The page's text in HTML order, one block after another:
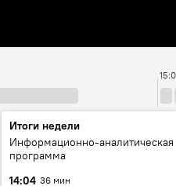
Итоги недели
Информационно-аналитическая
программа
14:04 36 мин